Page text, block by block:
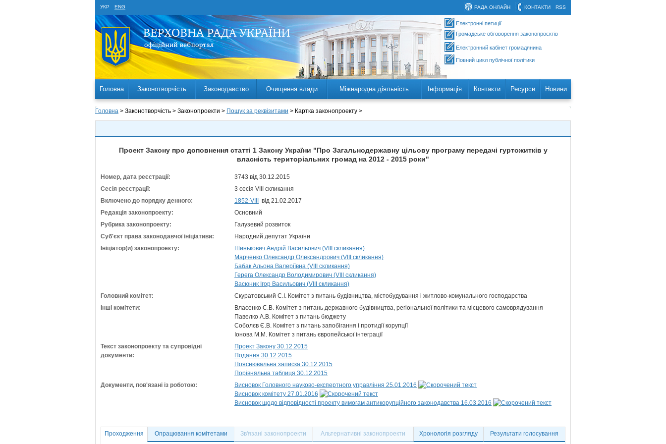
УКР ENG RSS
КОНТАКТИ
РАДА ОНЛАЙН
Електронні петиції
Громадське обговорення законопроєктів
Електронний кабінет громадянина
Повний цикл публічної політики
Головна Законотворчість Законодавство Очищення влади Міжнародна діяльність Інформація Контакти Ресурси Новини
Головна > Законотворчість > Законопроекти > Пошук за реквізитами > Картка законопроекту >
Проект Закону про доповнення статті 1 Закону України "Про Загальнодержавну цільову програму передачі гуртожитків у
власність територіальних громад на 2012 - 2015 роки"
Номер, дата реєстрації:
3743 від 30.12.2015
Сесія реєстрації:
3 сесія VIII скликання
Включено до порядку денного:
1852-VIII
від 21.02.2017
Редакція законопроекту:
Основний
Рубрика законопроекту:
Галузевий розвиток
Суб'єкт права законодавчої ініціативи:
Народний депутат України
Ініціатор(и) законопроекту:
Шинькович Андрій Васильович (VIII скликання)
Марченко Олександр Олександрович (VIII скликання)
Бабак Альона Валеріївна (VIII скликання)
Герега Олександр Володимирович (VIII скликання)
Васюник Ігор Васильович (VIII скликання)
Головний комітет:
Скуратовський С.І. Комітет з питань будівництва, містобудування і житлово-комунального господарства
Інші комітети:
Власенко С.В. Комітет з питань державного будівництва, регіональної політики та місцевого самоврядування
Павелко А.В. Комітет з питань бюджету
Соболєв Є.В. Комітет з питань запобігання і протидії корупції
Іонова М.М. Комітет з питань європейської інтеграції
Текст законопроекту та супровідні
документи:
Проект Закону 30.12.2015
Подання 30.12.2015
Пояснювальна записка 30.12.2015
Порівняльна таблиця 30.12.2015
Документи, пов'язані із роботою:
Висновок Головного науково-експертного управління 25.01.2016
Висновок комітету 27.01.2016
Висновок щодо відповідності проекту вимогам антикорупційного законодавства 16.03.2016
Проходження Опрацювання комітетами Зв'язані законопроекти Альтернативні законопроекти Хронологія розгляду Результати голосування